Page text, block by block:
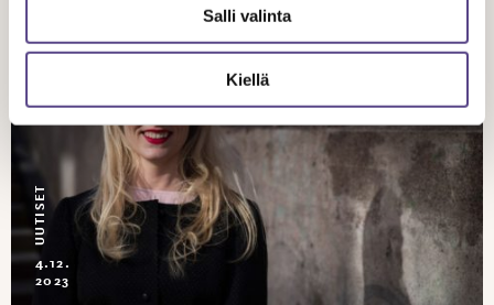
Salli valinta
Kiellä
UUTISET
4.12.
2023